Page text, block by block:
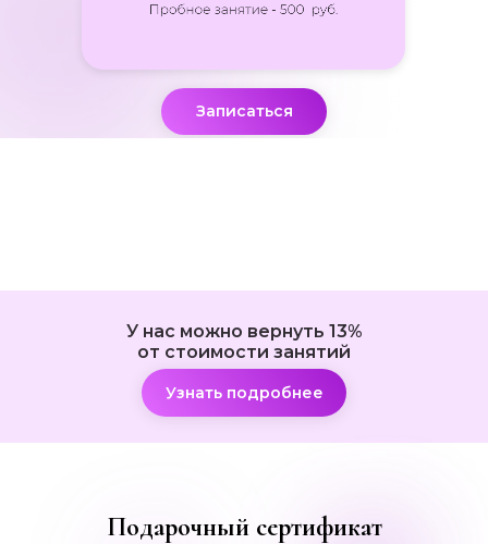
Записаться
Узнать подробнее
У нас можно вернуть 13%
от стоимости занятий
Подарочный сертификат